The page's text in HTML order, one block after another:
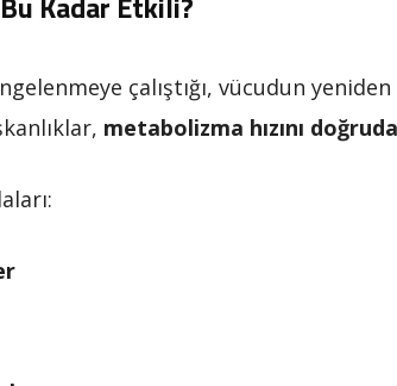
çalıştığı, vücudun yeniden
metabolizma hızını